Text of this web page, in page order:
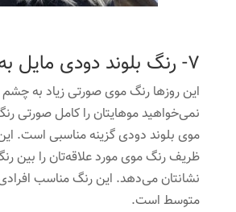
7- رنگ بلوند دودی مایل به صورتی
این روزها رنگ موی صورتی زیاد به
نمی‌خواهید موهایتان را کامل صورتی
موی بلوند دودی گزینه مناسبی است.
ظریف رنگ موی مورد علاقه‌تان را بین
نشانتان می‌دهد. این رنگ مناسب افرادی
متوسط است.